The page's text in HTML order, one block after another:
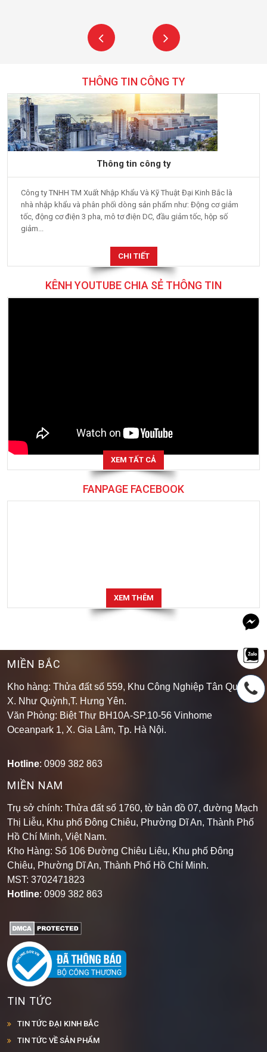
THÔNG TIN CÔNG TY
Thông tin công ty
Công ty TNHH TM Xuất Nhập Khẩu Và Kỹ Thuật Đại Kinh Bắc là
nhà nhập khẩu và phân phối dòng sản phẩm như: Động cơ giảm
tốc, động cơ điện 3 pha, mô tơ điện DC, đầu giảm tốc, hộp số
giảm...
CHI TIẾT
KÊNH YOUTUBE CHIA SẺ THÔNG TIN
XEM TẤT CẢ
FANPAGE FACEBOOK
XEM THÊM
MIỀN BẮC
Kho hàng: Thửa đất số 559, Khu Công Nghiệp Tân Quang,
X. Như Quỳnh,T. Hưng Yên.
Văn Phòng: Biệt Thự BH10A-SP.10-56 Vinhome
Oceanpark 1, X. Gia Lâm, Tp. Hà Nội.
Hotline: 0909 382 863
MIỀN NAM
Trụ sở chính: Thửa đất số 1760, tờ bản đồ 07, đường Mạch
Thị Liễu, Khu phố Đông Chiêu, Phường Dĩ An, Thành Phố
Hồ Chí Minh, Việt Nam.
Kho Hàng: Số 106 Đường Chiêu Liêu, Khu phố Đông
Chiêu, Phường Dĩ An, Thành Phố Hồ Chí Minh.
MST: 3702471823
Hotline: 0909 382 863
TIN TỨC
TIN TỨC ĐẠI KINH BẮC
TIN TỨC VỀ SẢN PHẨM